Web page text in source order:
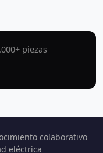
piezas
colaborativo
eléctrica